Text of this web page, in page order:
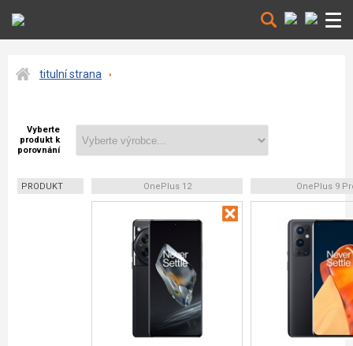
titulní strana
Vyberte
produkt k
porovnání
PRODUKT OnePlus 12 OnePlus 9